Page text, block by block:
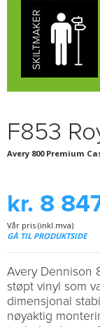
F853
Avery 800 Premium
kr. 8
Vår pris (inkl.mva)
GÅ TIL PRODUKTSIDE
Avery Dennison
støpt vinyl som
dimensjonal
nøyaktig